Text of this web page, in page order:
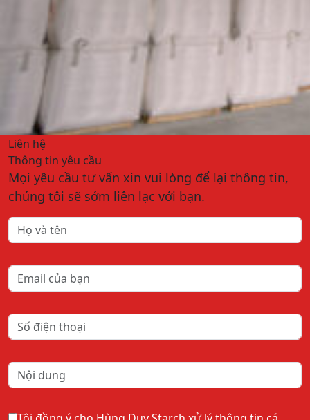
Liên hệ
Thông tin yêu cầu
Mọi yêu cầu tư vấn xin vui lòng để lại thông tin,
chúng tôi sẽ sớm liên lạc với bạn.